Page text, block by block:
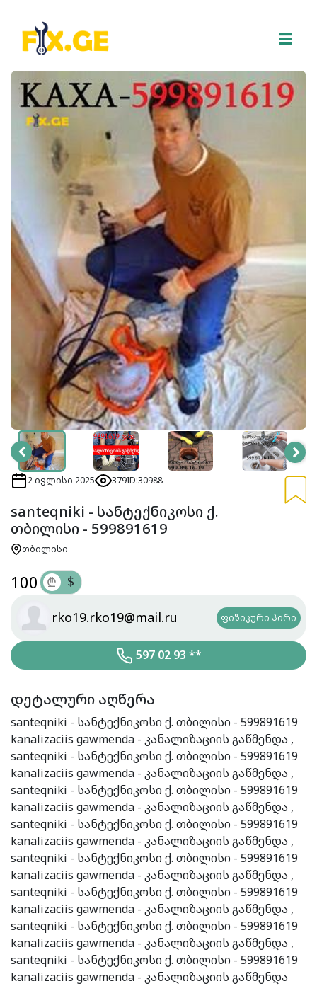
2 ივლისი 2025 379ID:30988
santeqniki - სანტექნიკოსი ქ.
თბილისი - 599891619
თბილისი
100 ₾ $
rko19.rko19@mail.ru ფიზიკური პირი
597 02 93 **
დეტალური აღწერა
santeqniki - სანტექნიკოსი ქ. თბილისი - 599891619
kanalizaciis gawmenda - კანალიზაციის გაწმენდა ,
santeqniki - სანტექნიკოსი ქ. თბილისი - 599891619
kanalizaciis gawmenda - კანალიზაციის გაწმენდა ,
santeqniki - სანტექნიკოსი ქ. თბილისი - 599891619
kanalizaciis gawmenda - კანალიზაციის გაწმენდა ,
santeqniki - სანტექნიკოსი ქ. თბილისი - 599891619
kanalizaciis gawmenda - კანალიზაციის გაწმენდა ,
santeqniki - სანტექნიკოსი ქ. თბილისი - 599891619
kanalizaciis gawmenda - კანალიზაციის გაწმენდა ,
santeqniki - სანტექნიკოსი ქ. თბილისი - 599891619
kanalizaciis gawmenda - კანალიზაციის გაწმენდა ,
santeqniki - სანტექნიკოსი ქ. თბილისი - 599891619
kanalizaciis gawmenda - კანალიზაციის გაწმენდა ,
santeqniki - სანტექნიკოსი ქ. თბილისი - 599891619
kanalizaciis gawmenda - კანალიზაციის გაწმენდა